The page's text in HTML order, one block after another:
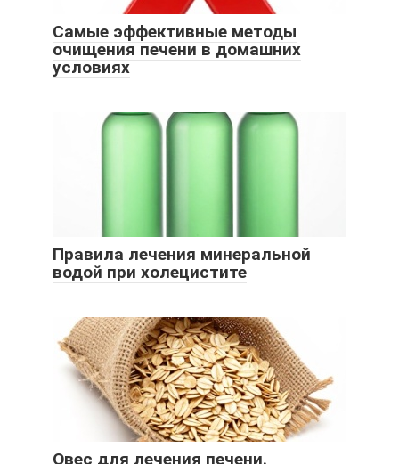
Самые эффективные методы
очищения печени в домашних
условиях
Правила лечения минеральной
водой при холецистите
Овес для лечения печени.